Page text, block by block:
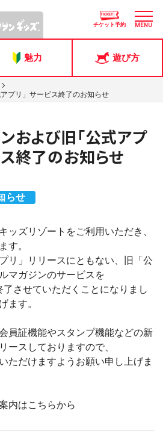
チケット予約 MENU
魅力 遊び方
プリ」サービス終了のお知らせ
および旧「公式アプ
ス終了のお知らせ
らせ
ッズリゾートをご利用いただき、
す。
リ」リリースにともない、旧「公
マガジンのサービスを
了させていただくことになりまし
ます。
員証機能やスタンプ機能などの新
ースしておりますので、
ただけますようお願い申し上げま
内はこちらから